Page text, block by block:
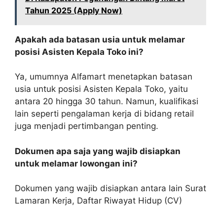
Tahun 2025 (Apply Now)
Apakah ada batasan usia untuk melamar
posisi Asisten Kepala Toko ini?
Ya, umumnya Alfamart menetapkan batasan
usia untuk posisi Asisten Kepala Toko, yaitu
antara 20 hingga 30 tahun. Namun, kualifikasi
lain seperti pengalaman kerja di bidang retail
juga menjadi pertimbangan penting.
Dokumen apa saja yang wajib disiapkan
untuk melamar lowongan ini?
Dokumen yang wajib disiapkan antara lain Surat
Lamaran Kerja, Daftar Riwayat Hidup (CV)